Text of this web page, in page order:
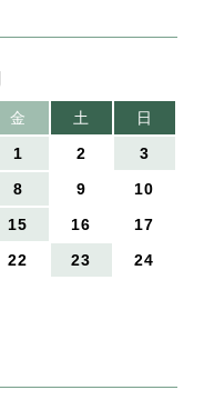
金 土
日
1
2
3
8 9
10
15 16
17
22 23
24